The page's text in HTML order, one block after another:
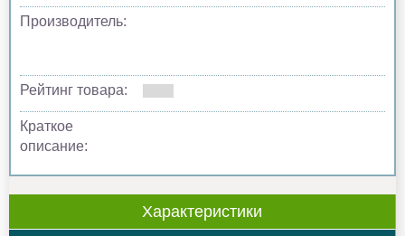
Производитель:
Рейтинг товара:
Краткое
описание:
Характеристики